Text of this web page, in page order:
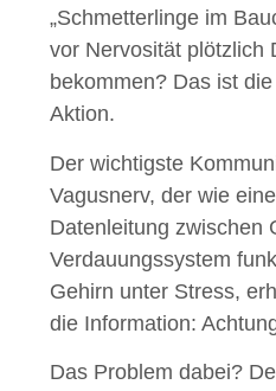
„Schmetterlinge im
vor Nervosität plötzlich
bekommen? Das ist
Aktion.
Der wichtigste
Vagusnerv, der wie
Datenleitung zwischen
Verdauungssystem
Gehirn unter Stress,
die Information:
Das Problem dabei?